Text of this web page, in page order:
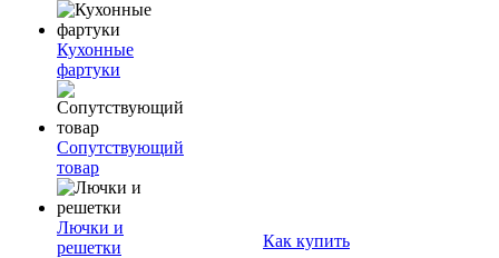
Кухонные
фартуки
Сопутствующий
товар
Лючки и
решетки
Как купить